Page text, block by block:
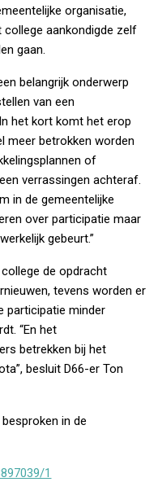
organisatie,
aankondigde zelf
gaan.
belangrijk onderwerp
van een
het kort komt het erop
meer betrokken worden
of
verrassingen achteraf.
in de gemeentelijke
over participatie maar
gebeurt.”
de opdracht
tevens worden er
participatie minder
“En het
betrekken bij het
besluit D66-er Ton
in de
1